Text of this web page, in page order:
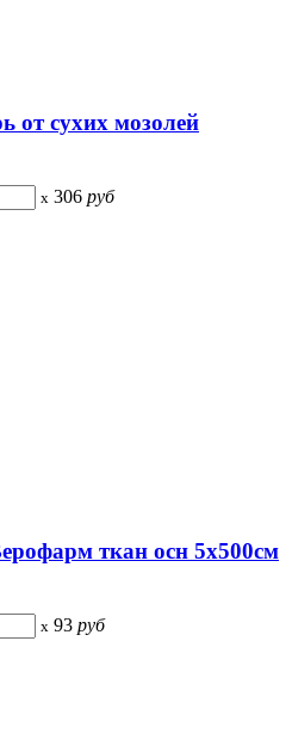
от сухих мозолей
x 306 руб
ткан осн 5х500см
x 93 руб